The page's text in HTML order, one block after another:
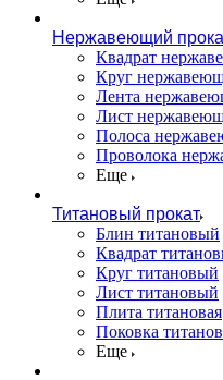
Нержавеющий
Квадрат
Круг
Лента
Лист
Полоса
Проволока
Еще
Титановый прокат
Блин титановый
Квадрат
Круг титановый
Лист титановый
Плита титановая
Поковка
Еще